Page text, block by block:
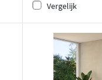
Vergelijk